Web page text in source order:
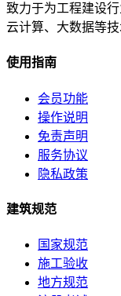
致力于为工程建设
云计算、大数据等
使用指南
会员功能
操作说明
免责声明
服务协议
隐私政策
建筑规范
国家规范
施工验收
地方规范